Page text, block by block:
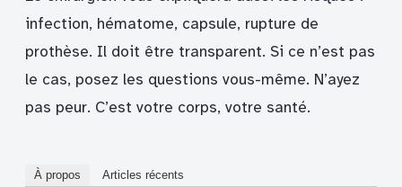
infection, hématome, capsule, rupture de
prothèse. Il doit être transparent. Si ce n’est pas
le cas, posez les questions vous-même. N’ayez
pas peur. C’est votre corps, votre santé.
À propos Articles récents